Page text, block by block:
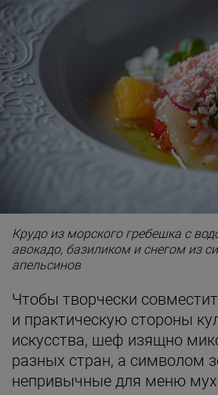
Крудо из морского гребешка с
авокадо, базиликом и снегом из
апельсинов
Чтобы творчески
и практическую стороны
искусства, шеф изящно
разных стран, а символом
непривычные для меню